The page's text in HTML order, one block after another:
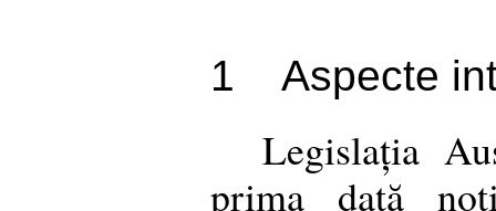
1 Aspecte
Legislația
prima dată